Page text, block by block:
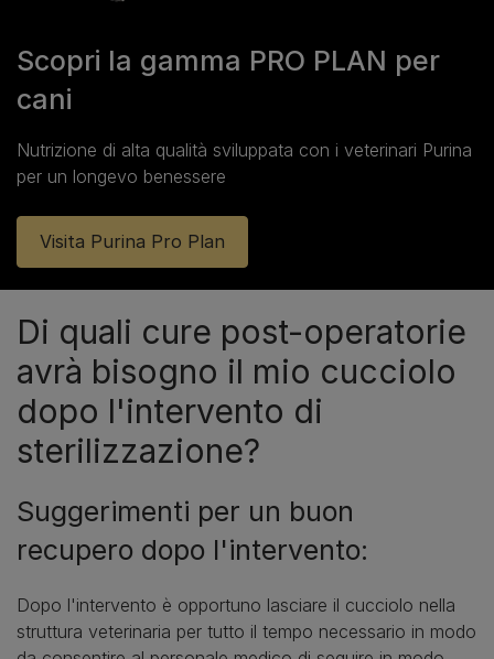
Scopri la gamma PRO PLAN per
cani
Nutrizione di alta qualità sviluppata con i veterinari Purina
per un longevo benessere
Visita Purina Pro Plan
Di quali cure post-operatorie
avrà bisogno il mio cucciolo
dopo l'intervento di
sterilizzazione?
Suggerimenti per un buon
recupero dopo l'intervento:
Dopo l'intervento è opportuno lasciare il cucciolo nella
struttura veterinaria per tutto il tempo necessario in modo